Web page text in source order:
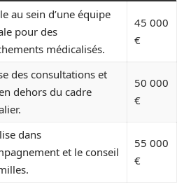
au sein d’une équipe
pour des
médicalisés.
45 000
€
des consultations et
dehors du cadre
50 000
€
dans
et le conseil
55 000
€